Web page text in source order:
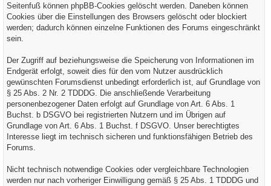
Seitenfuß können phpBB-Cookies gelöscht werden. Daneben können
Cookies über die Einstellungen des Browsers gelöscht oder blockiert
werden; dadurch können einzelne Funktionen des Forums eingeschränkt
sein.
Der Zugriff auf beziehungsweise die Speicherung von Informationen im
Endgerät erfolgt, soweit dies für den vom Nutzer ausdrücklich
gewünschten Forumsdienst unbedingt erforderlich ist, auf Grundlage von
§ 25 Abs. 2 Nr. 2 TDDDG. Die anschließende Verarbeitung
personenbezogener Daten erfolgt auf Grundlage von Art. 6 Abs. 1
Buchst. b DSGVO bei registrierten Nutzern und im Übrigen auf
Grundlage von Art. 6 Abs. 1 Buchst. f DSGVO. Unser berechtigtes
Interesse liegt im technisch sicheren und funktionsfähigen Betrieb des
Forums.
Nicht technisch notwendige Cookies oder vergleichbare Technologien
werden nur nach vorheriger Einwilligung gemäß § 25 Abs. 1 TDDDG und